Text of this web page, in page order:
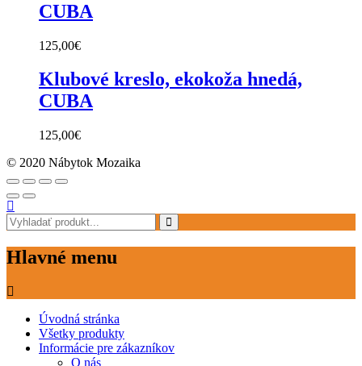
CUBA
125,00€
Klubové kreslo, ekokoža hnedá,
CUBA
125,00€
© 2020 Nábytok Mozaika
Hlavné menu
Úvodná stránka
Všetky produkty
Informácie pre zákazníkov
O nás